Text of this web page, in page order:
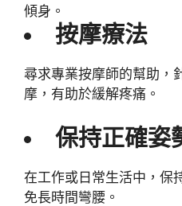
傾身。
按摩療法
尋求專業按摩師的幫助，
摩，有助於緩解疼痛。
保持正確姿
在工作或日常生活中，保
免長時間彎腰。